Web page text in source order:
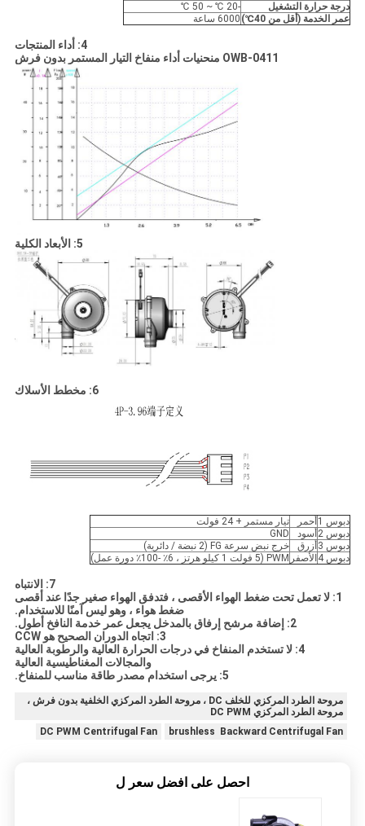
درجة حرارة التشغيل
-20 ℃ ~ 50 ℃
عمر الخدمة (أقل من 40
℃
) 6000 ساعة
4: أداء المنتجات
OWB-0411 منحنيات أداء منفاخ التيار المستمر بدون فرش
5: الأبعاد الكلية
6: مخطط الأسلاك
دبوس 1 أحمر
تيار مستمر + 24 فولت
دبوس 2
أسود
GND
دبوس 3
أزرق
خرج نبض سرعة FG (2 نبضة / دائرية)
دبوس 4
الأصفر PWM (5 فولت 1 كيلو هرتز ، 6٪ -100٪ دورة عمل)
7: الانتباه
1: لا تعمل تحت ضغط الهواء الأقصى ، فتدفق الهواء صغير جدًا عند أقصى
ضغط هواء ، وهو ليس آمنًا للاستخدام.
2: إضافة مرشح إرفاق بالمدخل يجعل عمر خدمة النافخ أطول.
3: اتجاه الدوران الصحيح هو CCW
4: لا تستخدم المنفاخ في درجات الحرارة العالية والرطوبة العالية
والمجالات المغناطيسية العالية
5: يرجى استخدام مصدر طاقة مناسب للمنفاخ.
مروحة الطرد المركزي للخلف DC ، مروحة الطرد المركزي الخلفية بدون فرش ،
مروحة الطرد المركزي DC PWM
brushless Backward Centrifugal Fan
DC PWM Centrifugal Fan
احصل على افضل سعر ل